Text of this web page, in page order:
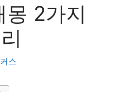
몽 2가지
스